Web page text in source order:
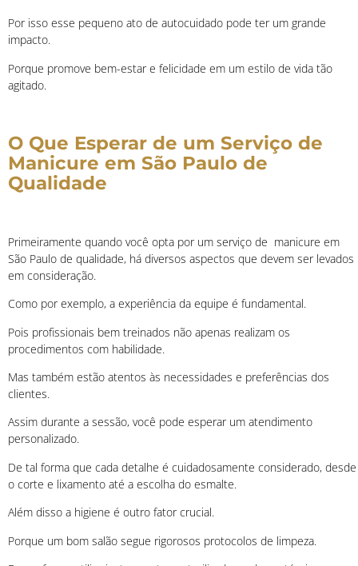
Por isso esse pequeno ato de autocuidado pode ter um grande
impacto.
Porque promove bem-estar e felicidade em um estilo de vida tão
agitado.
O Que Esperar de um Serviço de
Manicure em São Paulo de
Qualidade
Primeiramente quando você opta por um serviço de manicure em
São Paulo de qualidade, há diversos aspectos que devem ser levados
em consideração.
Como por exemplo, a experiência da equipe é fundamental.
Pois profissionais bem treinados não apenas realizam os
procedimentos com habilidade.
Mas também estão atentos às necessidades e preferências dos
clientes.
Assim durante a sessão, você pode esperar um atendimento
personalizado.
De tal forma que cada detalhe é cuidadosamente considerado, desde
o corte e lixamento até a escolha do esmalte.
Além disso a higiene é outro fator crucial.
Porque um bom salão segue rigorosos protocolos de limpeza.